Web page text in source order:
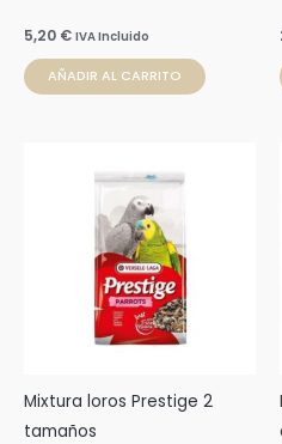
5,20 € IVA Incluido
AÑADIR AL CARRITO
Mixtura loros Prestige 2
tamaños
de
precios:
desde
4,62 €
hasta
39,40 €